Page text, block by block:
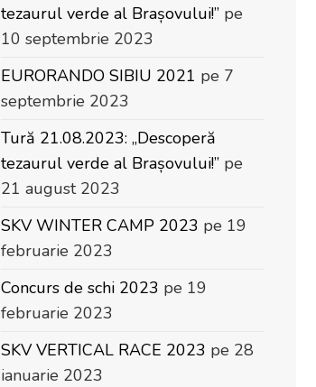
tezaurul verde al Brașovului!” pe
10 septembrie 2023
EURORANDO SIBIU 2021 pe 7
septembrie 2023
Tură 21.08.2023: „Descoperă
tezaurul verde al Brașovului!” pe
21 august 2023
SKV WINTER CAMP 2023 pe 19
februarie 2023
Concurs de schi 2023 pe 19
februarie 2023
SKV VERTICAL RACE 2023 pe 28
ianuarie 2023